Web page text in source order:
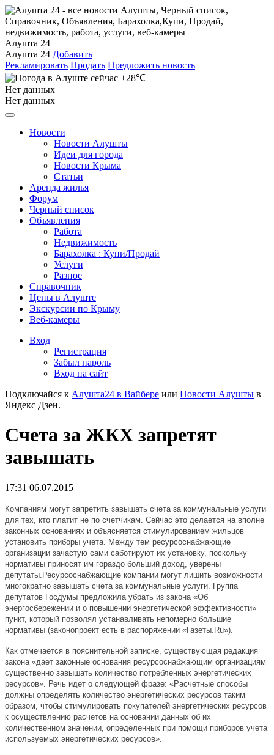
Алушта 24
Алушта 24 Добавить
Рекламировать Продать Предложить новость
+28℃
Нет данных
Нет данных
Новости
Новости Алушты
Идеи для города
Новости Крыма
Статьи
Аренда жилья
Форум
Черный список
Объявления
Работа
Недвижимость
Барахолка : Купи/Продай
Услуги
Разное
Справочник
Цены в Алуште
Экскурсии по Крыму
Веб-камеры
Вход
Регистрация
Забыл пароль
Вход на сайт
Подключайся к Алушта24 в Вайбере или Новости Алушты в
Яндекс Дзен.
Счета за ЖКХ запретят
завышать
17:31 06.07.2015
Компаниям могут запретить завышать счета за коммунальные услуги
для тех, кто платит не по счетчикам. Сейчас это делается на вполне
законных основаниях и объясняется стимулированием жильцов
установить приборы учета. Между тем ресурсоснабжающие
организации зачастую сами саботируют их установку, поскольку
нормативы приносят им гораздо больший доход, уверены
депутаты.Ресурсоснабжающие компании могут лишить возможности
многократно завышать счета за коммунальные услуги. Группа
депутатов Госдумы предложила убрать из закона «Об
энергосбережении и о повышении энергетической эффективности»
пункт, который позволял устанавливать непомерно большие
нормативы (законопроект есть в распоряжении «Газеты.Ru»).
Как отмечается в пояснительной записке, существующая редакция
закона «дает законные основания ресурсоснабжающим организациям
существенно завышать количество потребленных энергетических
ресурсов». Речь идет о следующей фразе: «Расчетные способы
должны определять количество энергетических ресурсов таким
образом, чтобы стимулировать покупателей энергетических ресурсов
к осуществлению расчетов на основании данных об их
количественном значении, определенных при помощи приборов учета
используемых энергетических ресурсов».